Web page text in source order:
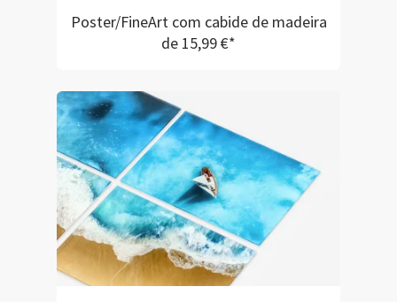
Poster/FineArt com cabide de madeira
de 15,99 €*